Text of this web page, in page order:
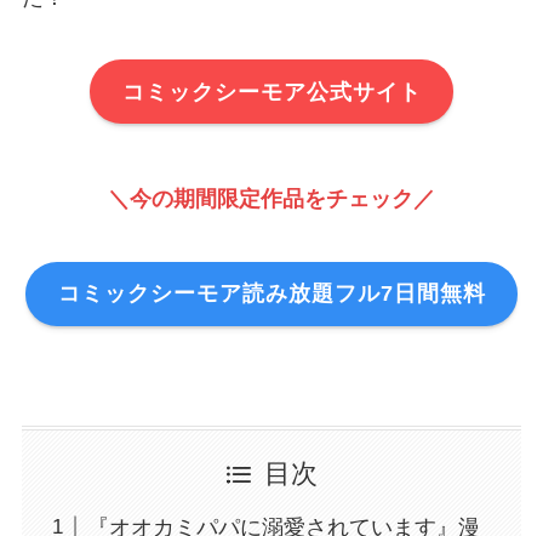
コミックシーモア公式サイト
＼今の期間限定作品をチェック／
コミックシーモア読み放題フル7日間無料
目次
『オオカミパパに溺愛されています』漫